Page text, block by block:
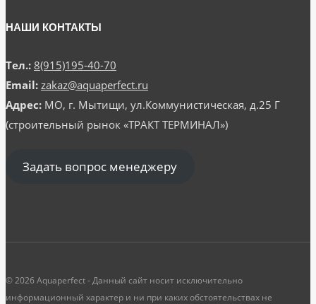
НАШИ КОНТАКТЫ
Тел.: 8(915)195-40-70
Email: zakaz@aquaperfect.ru
Адрес: МО, г. Мытищи, ул.Коммунистическая, д.25 Г
(строительный рынок «ТРАКТ ТЕРМИНАЛ»)
Задать вопрос менеджеру
© 2026 Aquaperfect - Данный сайт носит исключительно
информационный характер и ни при каких обстоятельствах не